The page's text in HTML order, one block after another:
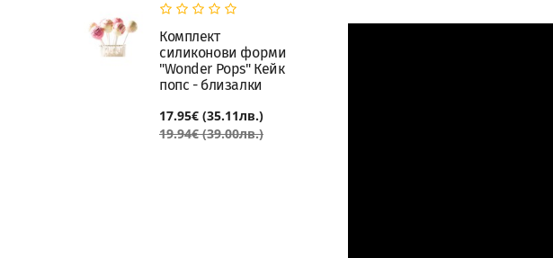
Комплект
силиконови форми
"Wonder Pops" Кейк
попс - близалки
17.95€ (35.11лв.)
19.94€ (39.00лв.)